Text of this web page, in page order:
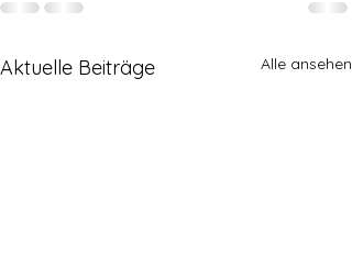
Aktuelle Beiträge Alle ansehen